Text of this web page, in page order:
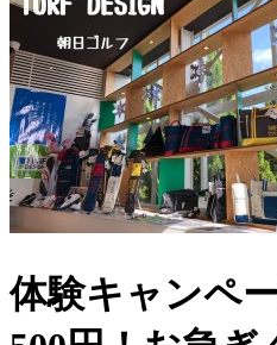
体験キャンペ